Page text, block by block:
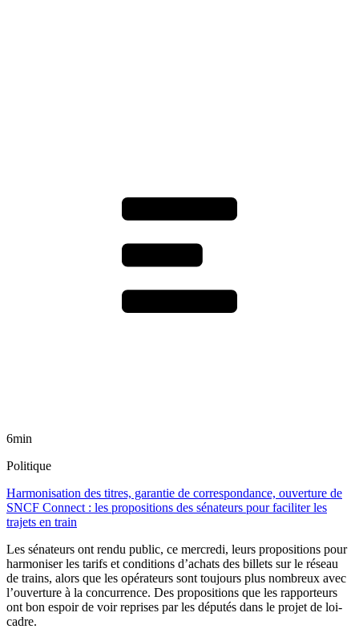
6min
Politique
Harmonisation des titres, garantie de correspondance, ouverture de
SNCF Connect : les propositions des sénateurs pour faciliter les
trajets en train
Les sénateurs ont rendu public, ce mercredi, leurs propositions pour
harmoniser les tarifs et conditions d’achats des billets sur le réseau
de trains, alors que les opérateurs sont toujours plus nombreux avec
l’ouverture à la concurrence. Des propositions que les rapporteurs
ont bon espoir de voir reprises par les députés dans le projet de loi-
cadre.